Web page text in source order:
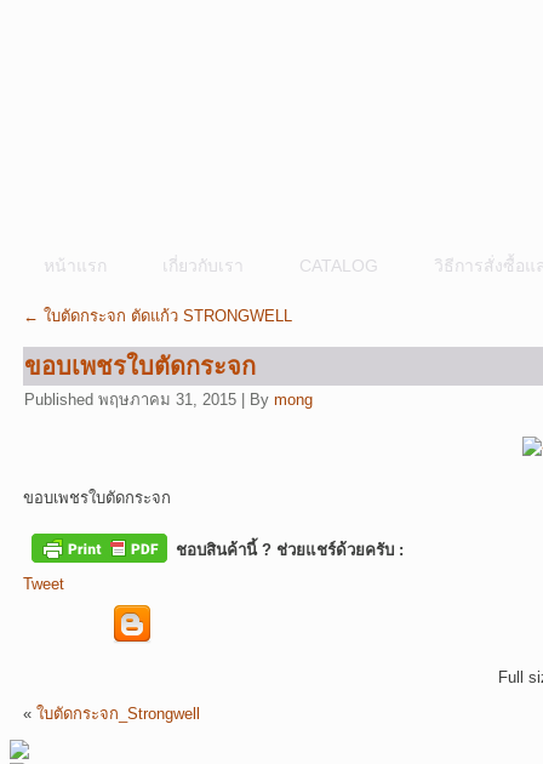
หน้าแรก เกี่ยวกับเรา CATALOG วิธีการสั่งซื้อแ
← ใบตัดกระจก ตัดแก้ว STRONGWELL
ขอบเพชรใบตัดกระจก
Published พฤษภาคม 31, 2015 By mong
ขอบเพชรใบตัดกระจก
ชอบสินค้านี้ ? ช่วยแชร์ด้วยครับ :
Tweet
Full
« ใบตัดกระจก_Strongwell